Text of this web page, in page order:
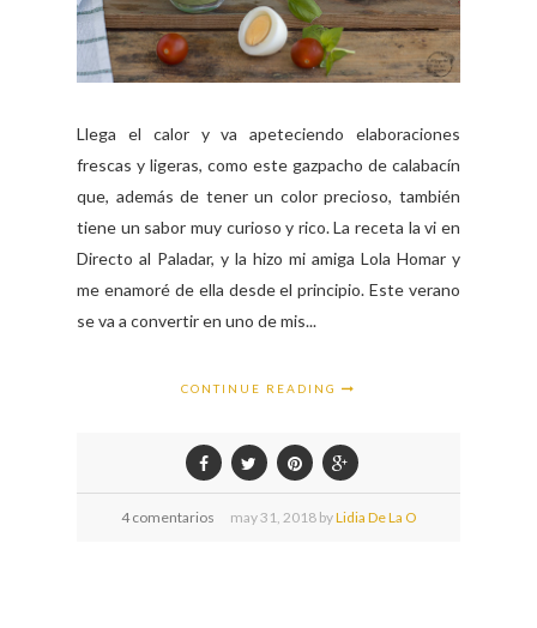
Llega el calor y va apeteciendo elaboraciones
frescas y ligeras, como este gazpacho de calabacín
que, además de tener un color precioso, también
tiene un sabor muy curioso y rico. La receta la vi en
Directo al Paladar, y la hizo mi amiga Lola Homar y
me enamoré de ella desde el principio. Este verano
se va a convertir en uno de mis...
CONTINUE READING
4 comentarios may31, 2018 byLidia De La O